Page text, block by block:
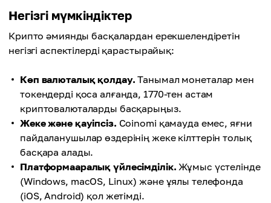
Негізгі мүмкіндіктер
Крипто әмиянды басқалардан ерекшелендіретін
негізгі аспектілерді қарастырайық:
Көп валюталық қолдау. Танымал монеталар мен
токендерді қоса алғанда, 1770-тен астам
криптовалюталарды басқарыңыз.
Жеке және қауіпсіз. Coinomi қамауда емес, яғни
пайдаланушылар өздерінің жеке кілттерін толық
басқара алады.
Платформааралық үйлесімділік. Жұмыс үстелінде
(Windows, macOS, Linux) және ұялы телефонда
(iOS, Android) қол жетімді.